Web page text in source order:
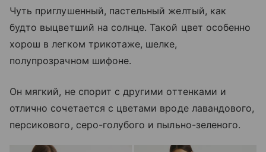
Чуть приглушенный, пастельный желтый, как
будто выцветший на солнце. Такой цвет особенно
хорош в легком трикотаже, шелке,
полупрозрачном шифоне.
Он мягкий, не спорит с другими оттенками и
отлично сочетается с цветами вроде лавандового,
персикового, серо-голубого и пыльно-зеленого.